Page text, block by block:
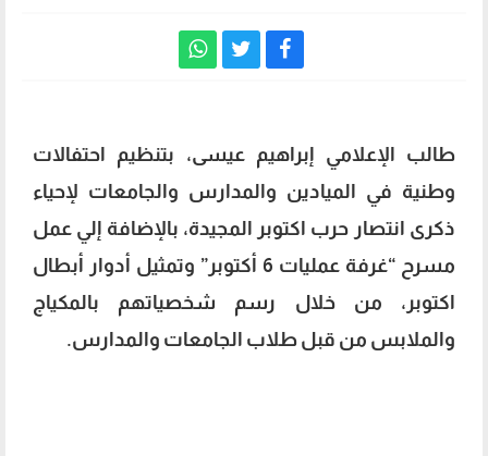
طالب الإعلامي إبراهيم عيسى، بتنظيم احتفالات
وطنية في الميادين والمدارس والجامعات لإحياء
ذكرى انتصار حرب اكتوبر المجيدة، بالإضافة إلي عمل
مسرح “غرفة عمليات 6 أكتوبر” وتمثيل أدوار أبطال
اكتوبر، من خلال رسم شخصياتهم بالمكياج
والملابس من قبل طلاب الجامعات والمدارس.